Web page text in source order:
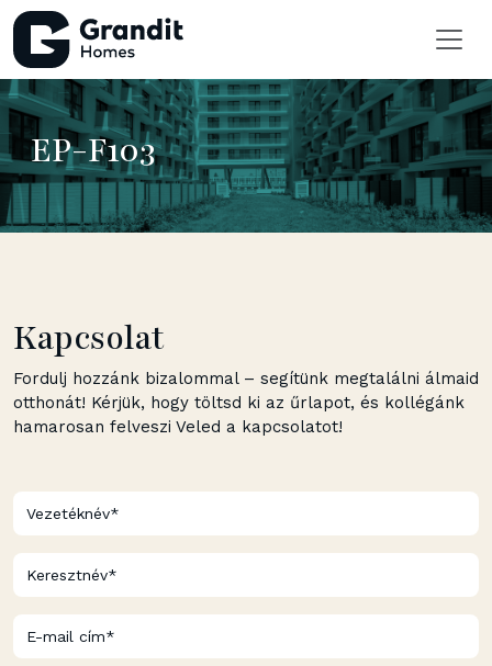
EP-F103
Kapcsolat
Fordulj hozzánk bizalommal – segítünk megtalálni álmaid
otthonát! Kérjük, hogy töltsd ki az űrlapot, és kollégánk
hamarosan felveszi Veled a kapcsolatot!